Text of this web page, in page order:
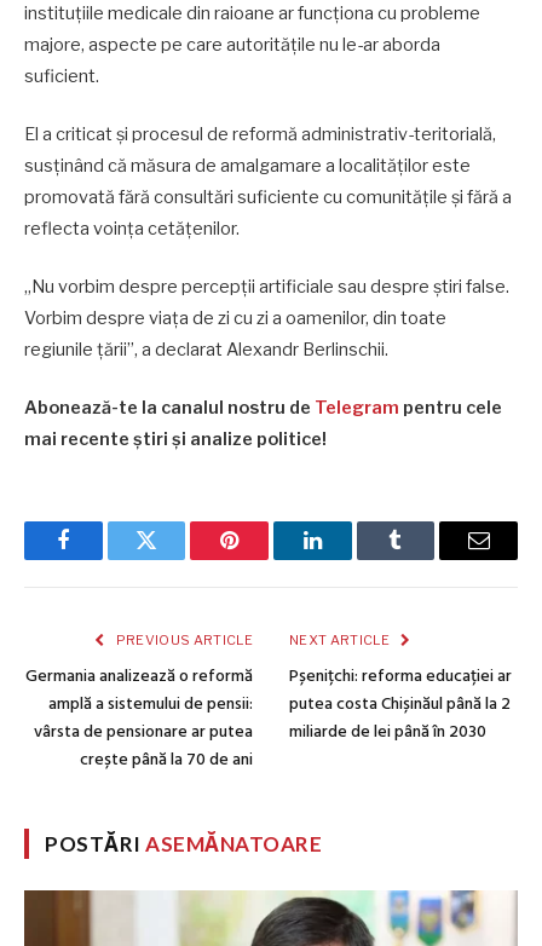
instituțiile medicale din raioane ar funcționa cu probleme
majore, aspecte pe care autoritățile nu le-ar aborda
suficient.
El a criticat și procesul de reformă administrativ-teritorială,
susținând că măsura de amalgamare a localităților este
promovată fără consultări suficiente cu comunitățile și fără a
reflecta voința cetățenilor.
„Nu vorbim despre percepții artificiale sau despre știri false.
Vorbim despre viața de zi cu zi a oamenilor, din toate
regiunile țării”, a declarat Alexandr Berlinschii.
Abonează-te la canalul nostru de Telegram pentru cele
mai recente știri și analize politice!
FacebookTwitter Pinterest LinkedInTumblr Email
PREVIOUS ARTICLE
Germania analizează o reformă
amplă a sistemului de pensii:
vârsta de pensionare ar putea
crește până la 70 de ani
NEXT ARTICLE
Pșenițchi: reforma educației ar
putea costa Chișinăul până la 2
miliarde de lei până în 2030
POSTĂRIASEMĂNATOARE